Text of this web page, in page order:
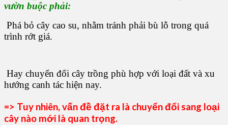
vườn buộc phải:
Phá bỏ cây cao su, nhằm tránh phải bù lỗ trong quá
trình rớt giá.
Hay chuyển đổi cây trồng phù hợp với loại đất và xu
hướng canh tác hiện nay.
=> Tuy nhiên, vấn đề đặt ra là chuyển đổi sang loại
cây nào mới là quan trọng.